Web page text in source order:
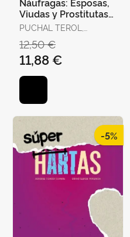
Viudas y Prostitutas
en la Escena
PUCHAL TEROL,
12,50 €
11,88 €
-5%